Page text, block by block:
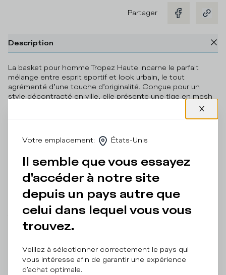
Partager
Description
La basket pour homme Tropez Haute incarne le parfait
mélange entre esprit sportif et look urbain, le tout
agrémenté d’une touche d’originalité. Conçue pour un
style décontracté en ville, elle présente une tige en mesh
gris avec des empiècements en suède et en cuir ton sur
ton, rehaussée d'un écusson latéral en relief et d'un
caoutchouc ultra-léger de cette chaussure basse présente
un motif bicolore spectaculaire, rehaussé de bandes
Détails et composition
Entretien Produit
There was a problem loading related products
problem loading related products
Votre emplacement: États-Unis
Il semble que vous essayez
d'accéder à notre site
depuis un pays autre que
celui dans lequel vous vous
trouvez.
Veillez à sélectionner correctement le pays qui
vous intéresse afin de garantir une expérience
d'achat optimale.